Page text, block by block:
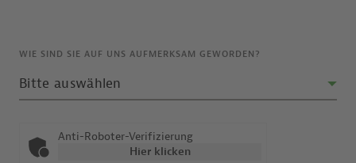
WIE SIND SIE AUF UNS AUFMERKSAM GEWORDEN?
Anti-Roboter-Verifizierung
Hier klicken